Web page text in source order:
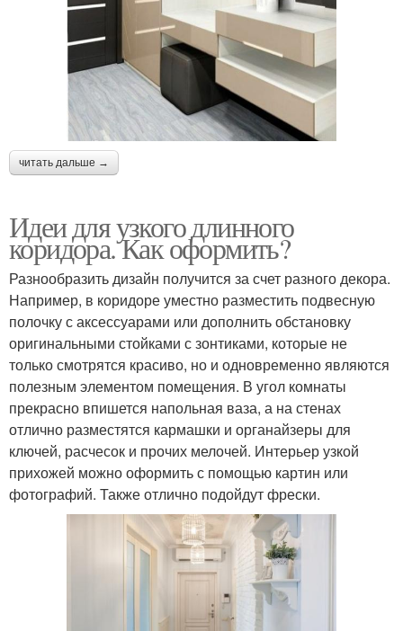
читать дальше →
Идеи для узкого длинного
коридора. Как оформить?
Разнообразить дизайн получится за счет разного декора.
Например, в коридоре уместно разместить подвесную
полочку с аксессуарами или дополнить обстановку
оригинальными стойками с зонтиками, которые не
только смотрятся красиво, но и одновременно являются
полезным элементом помещения. В угол комнаты
прекрасно впишется напольная ваза, а на стенах
отлично разместятся кармашки и органайзеры для
ключей, расчесок и прочих мелочей. Интерьер узкой
прихожей можно оформить с помощью картин или
фотографий. Также отлично подойдут фрески.